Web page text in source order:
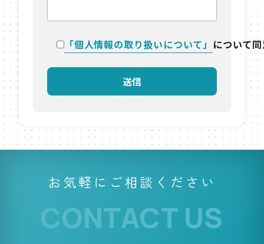
「個人情報の取り扱いについて」 について
CONTACT US
お気軽にご相談ください